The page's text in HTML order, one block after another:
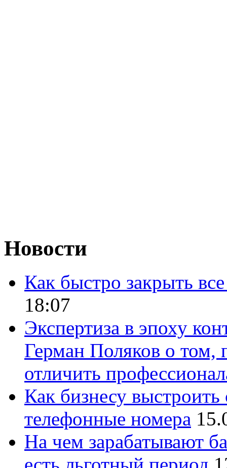
Новости
Как быстро закрыть
18:07
Экспертиза в эпоху
Герман Поляков о том,
отличить
Как бизнесу
телефонные номера
На чем зарабатывают